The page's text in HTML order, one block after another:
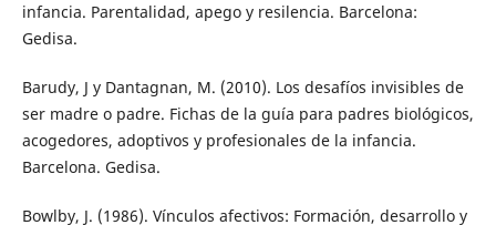
infancia. Parentalidad, apego y resilencia. Barcelona:
Gedisa.
Barudy, J y Dantagnan, M. (2010). Los desafíos invisibles de
ser madre o padre. Fichas de la guía para padres biológicos,
acogedores, adoptivos y profesionales de la infancia.
Barcelona. Gedisa.
Bowlby, J. (1986). Vínculos afectivos: Formación, desarrollo y